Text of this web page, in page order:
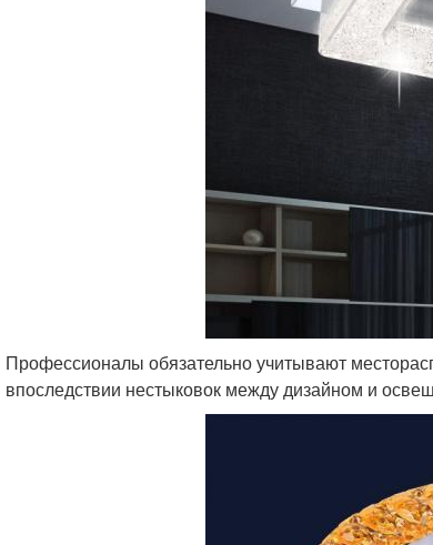
Профессионалы обязательно учитывают
впоследствии нестыковок между дизайном и